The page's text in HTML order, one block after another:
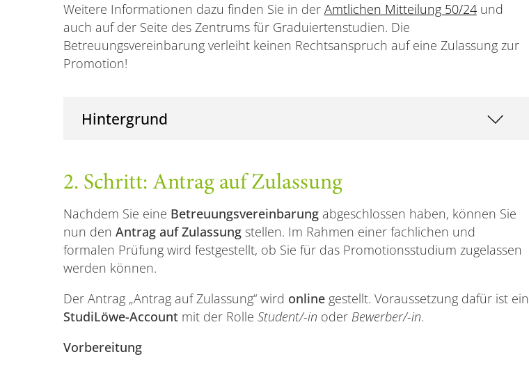
Weitere Informationen dazu finden Sie in der Amtlichen Mitteilung 50/24und
auch auf der Seite des Zentrums für Graduiertenstudien. Die
Betreuungsvereinbarung verleiht keinen Rechtsanspruch auf eine Zulassung zur
Promotion!
Hintergrund
2. Schritt: Antrag auf Zulassung
Nachdem Sie eine Betreuungsvereinbarungabgeschlossen haben, können Sie
nun den Antrag auf Zulassungstellen. Im Rahmen einer fachlichen und
formalen Prüfung wird festgestellt, ob Sie für das Promotionsstudium zugelassen
werden können.
Der Antrag „Antrag auf Zulassung“ wird onlinegestellt. Voraussetzung dafür ist ein
StudiLöwe-Accountmit der Rolle Student/-in oder Bewerber/-in.
Vorbereitung